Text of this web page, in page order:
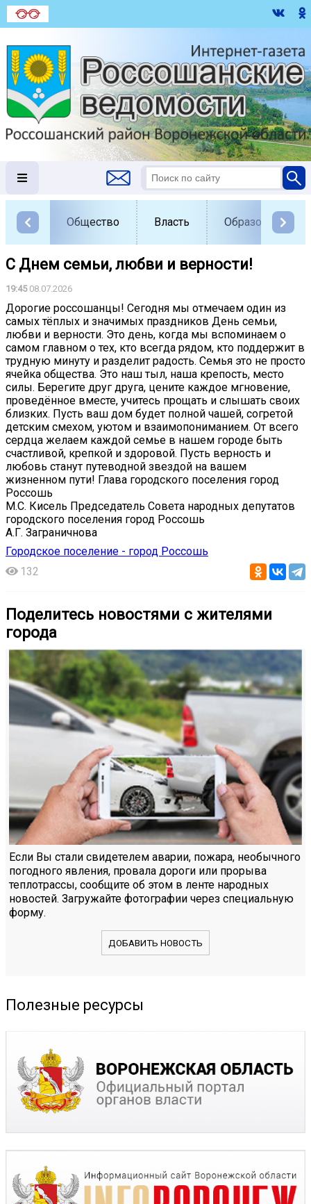
Общество Власть Образование
С Днем семьи, любви и верности!
19:4508.07.2026
Дорогие россошанцы! Сегодня мы отмечаем один из
самых тёплых и значимых праздников День семьи,
любви и верности. Это день, когда мы вспоминаем о
самом главном о тех, кто всегда рядом, кто поддержит в
трудную минуту и разделит радость. Семья это не просто
ячейка общества. Это наш тыл, наша крепость, место
силы. Берегите друг друга, цените каждое мгновение,
проведённое вместе, учитесь прощать и слышать своих
близких. Пусть ваш дом будет полной чашей, согретой
детским смехом, уютом и взаимопониманием. От всего
сердца желаем каждой семье в нашем городе быть
счастливой, крепкой и здоровой. Пусть верность и
любовь станут путеводной звездой на вашем
жизненном пути! Глава городского поселения город
Россошь
М.С. Кисель Председатель Совета народных депутатов
городского поселения город Россошь
А.Г. Заграничнова
Городское поселение - город Россошь
132
Поделитесь новостями с жителями
города
Если Вы стали свидетелем аварии, пожара, необычного
погодного явления, провала дороги или прорыва
теплотрассы, сообщите об этом в ленте народных
новостей. Загружайте фотографии через специальную
форму.
ДОБАВИТЬ НОВОСТЬ
Полезные ресурсы